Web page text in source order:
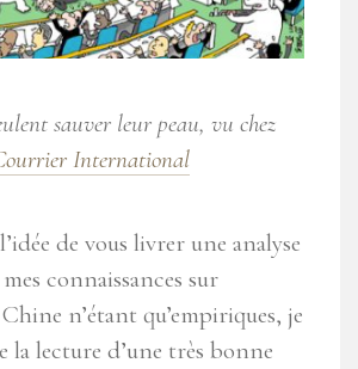
sauver leur peau, vu chez
International
de vous livrer une analyse
connaissances sur
n’étant qu’empiriques, je
la lecture d’une très bonne